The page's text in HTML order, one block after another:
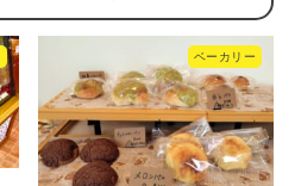
ベーカリー